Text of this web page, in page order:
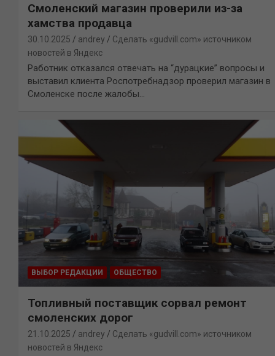
Смоленский магазин проверили из-за
хамства продавца
30.10.2025 andrey
Сделать «gudvill.com» источником
новостей в Яндекс
Работник отказался отвечать на “дурацкие” вопросы и
выставил клиента Роспотребнадзор проверил магазин в
Смоленске после жалобы…
ВЫБОР РЕДАКЦИИ ОБЩЕСТВО
Топливный поставщик сорвал ремонт
смоленских дорог
21.10.2025 andrey
Сделать «gudvill.com» источником
новостей в Яндекс